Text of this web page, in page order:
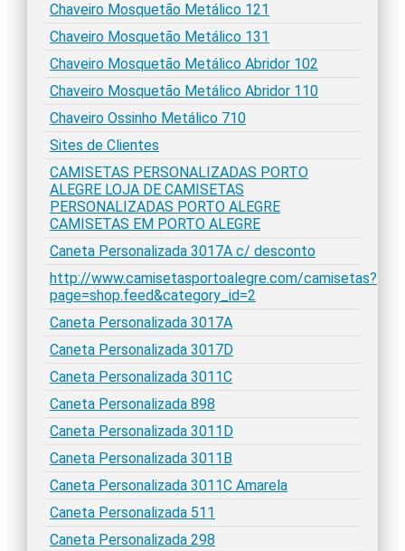
Chaveiro Mosquetão Metálico 121
Chaveiro Mosquetão Metálico 131
Chaveiro Mosquetão Metálico Abridor 102
Chaveiro Mosquetão Metálico Abridor 110
Chaveiro Ossinho Metálico 710
Sites de Clientes
CAMISETAS PERSONALIZADAS PORTO
ALEGRE LOJA DE CAMISETAS
PERSONALIZADAS PORTO ALEGRE
CAMISETAS EM PORTO ALEGRE
Caneta Personalizada 3017A c/ desconto
http://www.camisetasportoalegre.com/camisetas?
page=shop.feed&category_id=2
Caneta Personalizada 3017A
Caneta Personalizada 3017D
Caneta Personalizada 3011C
Caneta Personalizada 898
Caneta Personalizada 3011D
Caneta Personalizada 3011B
Caneta Personalizada 3011C Amarela
Caneta Personalizada 511
Caneta Personalizada 298